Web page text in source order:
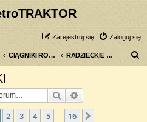
Zaloguj się
Zarejestruj się
CIĄGNIKI ROLNICZE RADZIECKIE CIĄGNIKI
Szukaj
1 z16
2 3 4 5 16